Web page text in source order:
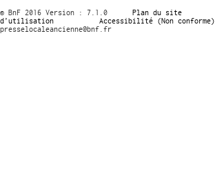
© BnF 2016 Version : 7.1.0 Plan du site
d’utilisation
Accessibilité (Non conforme)
presselocaleancienne@bnf.fr